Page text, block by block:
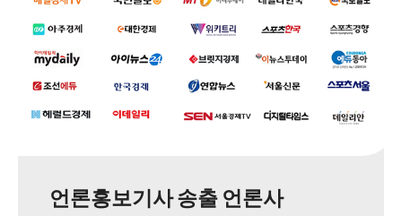
언론홍보기사 송출 언론사